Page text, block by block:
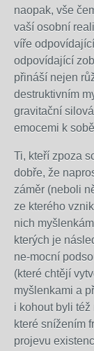
naopak, vše
vaší osobní
víře
odpovídající
přináší nejen
destruktivním
gravitační
emocemi k
Ti, kteří zpoza
dobře, že
záměr (neboli
ze kterého
nich
kterých je
ne-mocní
(které chtějí
myšlenkami a
i kohout byli
které snížením
projevu